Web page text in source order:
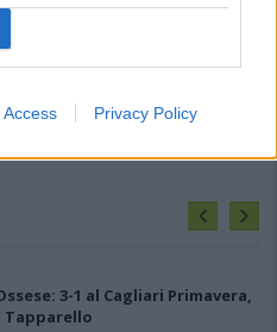
Access Privacy Policy
3-1 al Cagliari Primavera,